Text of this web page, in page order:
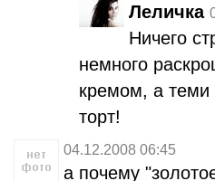
Леличка
Ничего
немного
кремом, а теми
торт!
04.12.2008 06:45
а почему